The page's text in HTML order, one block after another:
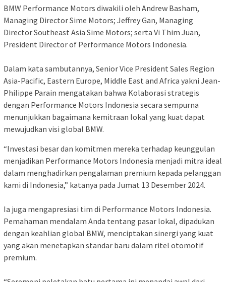
BMW Performance Motors diwakili oleh Andrew Basham,
Managing Director Sime Motors; Jeffrey Gan, Managing
Director Southeast Asia Sime Motors; serta Vi Thim Juan,
President Director of Performance Motors Indonesia.
Dalam kata sambutannya, Senior Vice President Sales Region
Asia-Pacific, Eastern Europe, Middle East and Africa yakni Jean-
Philippe Parain mengatakan bahwa Kolaborasi strategis
dengan Performance Motors Indonesia secara sempurna
menunjukkan bagaimana kemitraan lokal yang kuat dapat
mewujudkan visi global BMW.
“Investasi besar dan komitmen mereka terhadap keunggulan
menjadikan Performance Motors Indonesia menjadi mitra ideal
dalam menghadirkan pengalaman premium kepada pelanggan
kami di Indonesia,” katanya pada Jumat 13 Desember 2024.
Ia juga mengapresiasi tim di Performance Motors Indonesia.
Pemahaman mendalam Anda tentang pasar lokal, dipadukan
dengan keahlian global BMW, menciptakan sinergi yang kuat
yang akan menetapkan standar baru dalam ritel otomotif
premium.